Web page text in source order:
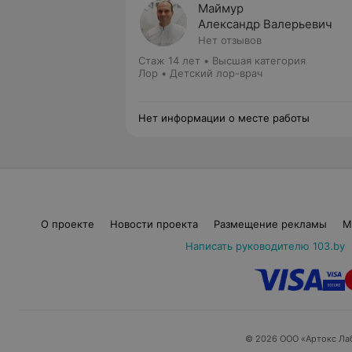
Маймур
Александр Валерьевич
Нет отзывов
Стаж 14 лет • Высшая категория
Лор • Детский лор-врач
Нет информации о месте работы
О проекте Новости проекта Размещение рекламы
Написать руководителю 103.by
© 2026 ООО «Артокс